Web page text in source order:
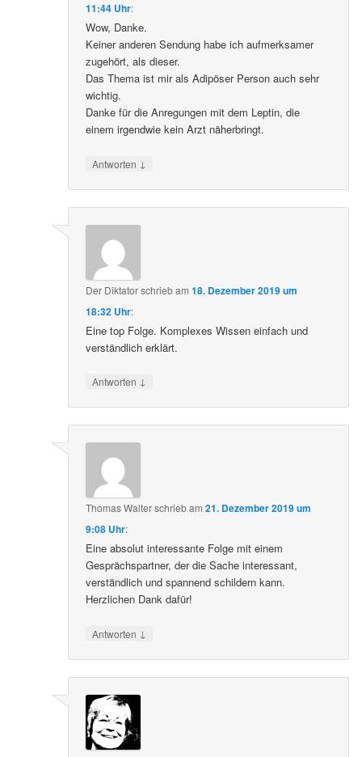
11:44 Uhr:
Wow, Danke.
Keiner anderen Sendung habe ich aufmerksamer
zugehört, als dieser.
Das Thema ist mir als Adipöser Person auch sehr
wichtig.
Danke für die Anregungen mit dem Leptin, die
einem irgendwie kein Arzt näherbringt.
Antworten ↓
Der Diktatorschriebam18. Dezember 2019 um
18:32 Uhr:
Eine top Folge. Komplexes Wissen einfach und
verständlich erklärt.
Antworten ↓
Thomas Walterschriebam21. Dezember 2019 um
9:08 Uhr:
Eine absolut interessante Folge mit einem
Gesprächspartner, der die Sache interessant,
verständlich und spannend schildern kann.
Herzlichen Dank dafür!
Antworten ↓